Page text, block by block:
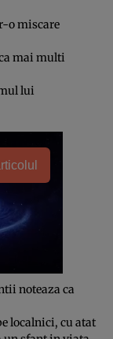
o miscare
mai multi
lui
noteaza ca
localnici, cu atat